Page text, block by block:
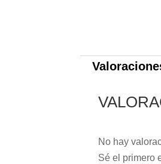
No hay
Sé el primero